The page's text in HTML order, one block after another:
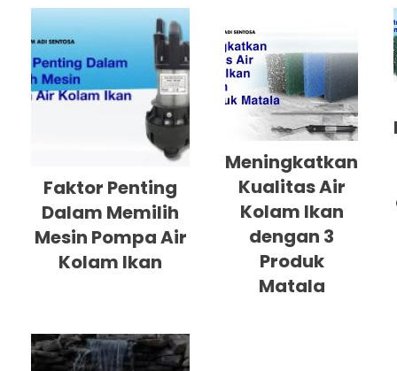
Faktor Penting
Dalam Memilih
Mesin Pompa Air
Kolam Ikan
Meningkatkan
Kualitas Air
Kolam Ikan
dengan 3
Produk
Matala